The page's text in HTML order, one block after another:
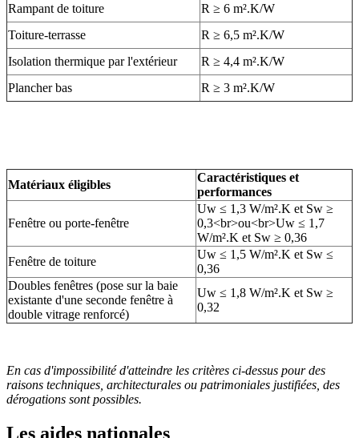
Rampant de toiture
R ≥ 6 m².K/W
Toiture-terrasse
R ≥ 6,5 m².K/W
Isolation thermique par l'extérieur
R ≥ 4,4 m².K/W
Plancher bas
R ≥ 3 m².K/W
Matériaux éligibles
Caractéristiques et
performances
Fenêtre ou porte-fenêtre
Uw ≤ 1,3 W/m².K et Sw ≥
0,3<br>ou<br>Uw ≤ 1,7
W/m².K et Sw ≥ 0,36
Fenêtre de toiture
Uw ≤ 1,5 W/m².K et Sw ≤
0,36
Doubles fenêtres (pose sur la baie
existante d'une seconde fenêtre à
double vitrage renforcé)
Uw ≤ 1,8 W/m².K et Sw ≥
0,32
En cas d'impossibilité d'atteindre les critères ci-dessus pour des
raisons techniques, architecturales ou patrimoniales justifiées, des
dérogations sont possibles.
Les aides nationales